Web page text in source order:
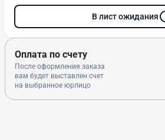
В лист ожидания
Оплата по счету
После оформления заказа
вам будет выставлен счет
на выбранное юрлицо